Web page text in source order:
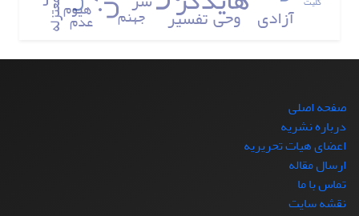
وحیتفسیر آزادی جهنم هیوم
عدممعتزله
صفحه اصلی
درباره نشریه
اعضای هیات تحریریه
ارسال مقاله
تماس با ما
نقشه سایت